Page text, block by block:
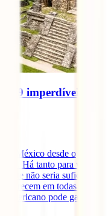
9 imperdíveis
México desde o
Há tanto para ver e
não seria suficiente.
em todas os
americano pode gabar-se